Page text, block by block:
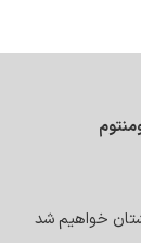
خواهیم شد